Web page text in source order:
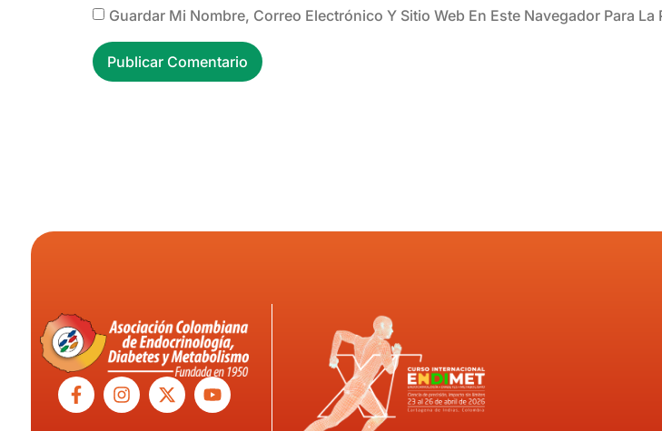
Guardar Mi Nombre, Correo Electrónico Y Sitio Web En Este Navegador Para